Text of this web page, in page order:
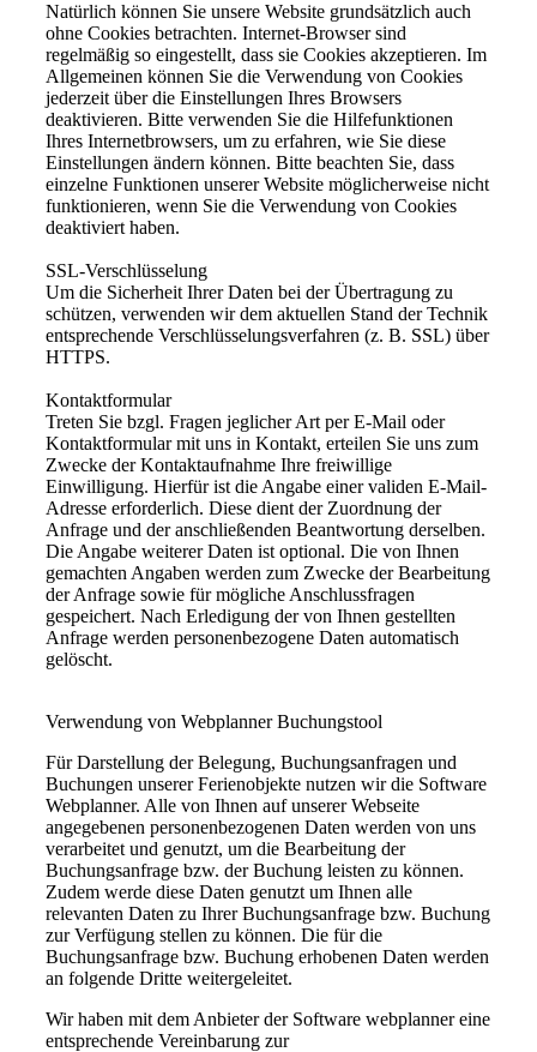
Natürlich können Sie unsere Website grundsätzlich auch
ohne Cookies betrachten. Internet-Browser sind
regelmäßig so eingestellt, dass sie Cookies akzeptieren. Im
Allgemeinen können Sie die Verwendung von Cookies
jederzeit über die Einstellungen Ihres Browsers
deaktivieren. Bitte verwenden Sie die Hilfefunktionen
Ihres Internetbrowsers, um zu erfahren, wie Sie diese
Einstellungen ändern können. Bitte beachten Sie, dass
einzelne Funktionen unserer Website möglicherweise nicht
funktionieren, wenn Sie die Verwendung von Cookies
deaktiviert haben.
SSL-Verschlüsselung
Um die Sicherheit Ihrer Daten bei der Übertragung zu
schützen, verwenden wir dem aktuellen Stand der Technik
entsprechende Verschlüsselungsverfahren (z. B. SSL) über
HTTPS.
Kontaktformular
Treten Sie bzgl. Fragen jeglicher Art per E-Mail oder
Kontaktformular mit uns in Kontakt, erteilen Sie uns zum
Zwecke der Kontaktaufnahme Ihre freiwillige
Einwilligung. Hierfür ist die Angabe einer validen E-Mail-
Adresse erforderlich. Diese dient der Zuordnung der
Anfrage und der anschließenden Beantwortung derselben.
Die Angabe weiterer Daten ist optional. Die von Ihnen
gemachten Angaben werden zum Zwecke der Bearbeitung
der Anfrage sowie für mögliche Anschlussfragen
gespeichert. Nach Erledigung der von Ihnen gestellten
Anfrage werden personenbezogene Daten automatisch
gelöscht.
Verwendung von Webplanner Buchungstool
Für Darstellung der Belegung, Buchungsanfragen und
Buchungen unserer Ferienobjekte nutzen wir die Software
Webplanner. Alle von Ihnen auf unserer Webseite
angegebenen personenbezogenen Daten werden von uns
verarbeitet und genutzt, um die Bearbeitung der
Buchungsanfrage bzw. der Buchung leisten zu können.
Zudem werde diese Daten genutzt um Ihnen alle
relevanten Daten zu Ihrer Buchungsanfrage bzw. Buchung
zur Verfügung stellen zu können. Die für die
Buchungsanfrage bzw. Buchung erhobenen Daten werden
an folgende Dritte weitergeleitet.
Wir haben mit dem Anbieter der Software webplanner eine
entsprechende Vereinbarung zur